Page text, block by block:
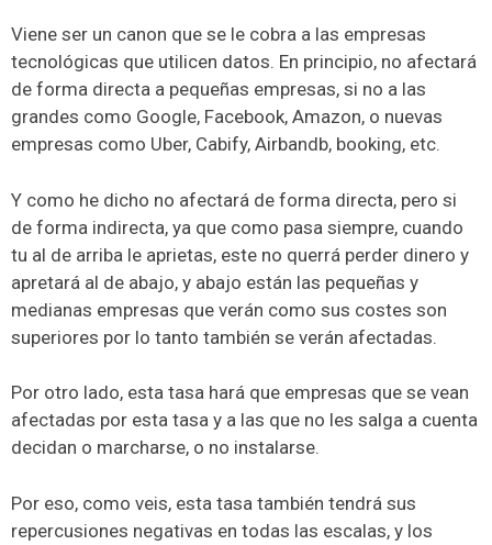
Viene ser un canon que se le cobra a las empresas
tecnológicas que utilicen datos. En principio, no afectará
de forma directa a pequeñas empresas, si no a las
grandes como Google, Facebook, Amazon, o nuevas
empresas como Uber, Cabify, Airbandb, booking, etc.
Y como he dicho no afectará de forma directa, pero si
de forma indirecta, ya que como pasa siempre, cuando
tu al de arriba le aprietas, este no querrá perder dinero y
apretará al de abajo, y abajo están las pequeñas y
medianas empresas que verán como sus costes son
superiores por lo tanto también se verán afectadas.
Por otro lado, esta tasa hará que empresas que se vean
afectadas por esta tasa y a las que no les salga a cuenta
decidan o marcharse, o no instalarse.
Por eso, como veis, esta tasa también tendrá sus
repercusiones negativas en todas las escalas, y los